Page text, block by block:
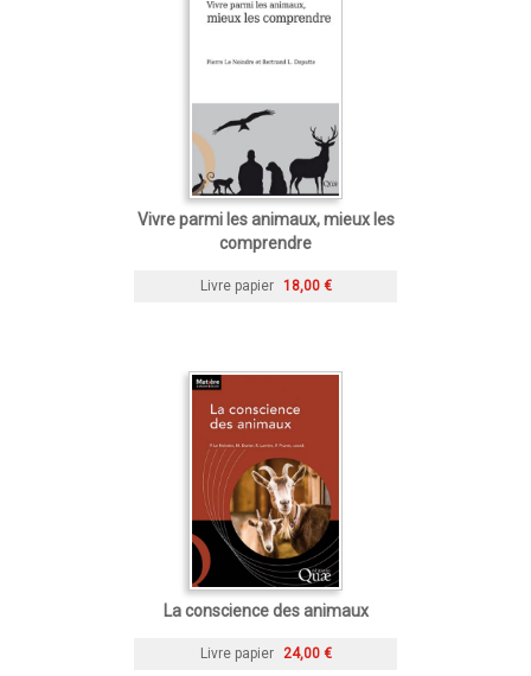
Vivre parmi les animaux, mieux les
comprendre
Livre papier 18,00 €
La conscience des animaux
Livre papier 24,00 €